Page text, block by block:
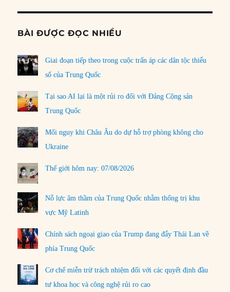
BÀI ĐƯỢC ĐỌC NHIỀU
Giai đoạn tiếp theo trong cuộc trấn áp các dân tộc thiểu
số của Trung Quốc
Tại sao AI lại là một rủi ro đối với Đảng Cộng sản
Trung Quốc
Mối nguy khi Châu Âu do dự hỗ trợ phòng không cho
Ukraine
Thế giới hôm nay: 07/08/2026
Nỗ lực âm thầm của Trung Quốc nhằm thống trị khu
vực Mỹ Latinh
Chính sách ngoại giao của Trump đang đẩy Thái Lan về
phía Trung Quốc
Cơ chế miễn trừ trách nhiệm đối với các quyết định đầu
tư khoa học và công nghệ rủi ro cao